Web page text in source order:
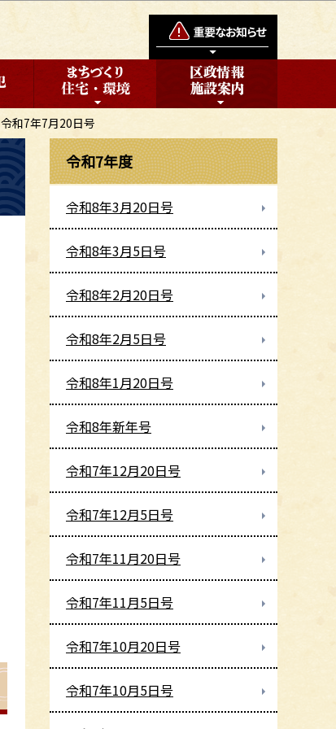
令和7年7月20日号
令和7年度
令和8年3月20日号
令和8年3月5日号
令和8年2月20日号
令和8年2月5日号
令和8年1月20日号
令和8年新年号
令和7年12月20日号
令和7年12月5日号
令和7年11月20日号
令和7年11月5日号
令和7年10月20日号
令和7年10月5日号